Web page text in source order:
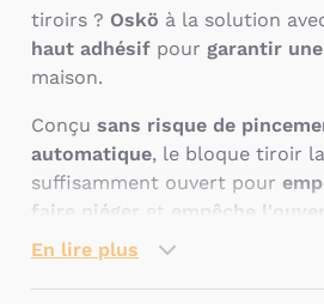
tiroirs ? Oskö à la solution
haut adhésif pour garantir
maison.
Conçu sans risque de
automatique, le bloque tiroir
suffisamment ouvert pour
faire piéger
et empêche
bloquer l’accès aux enfants.
Les produits de sécurité
En lire plus